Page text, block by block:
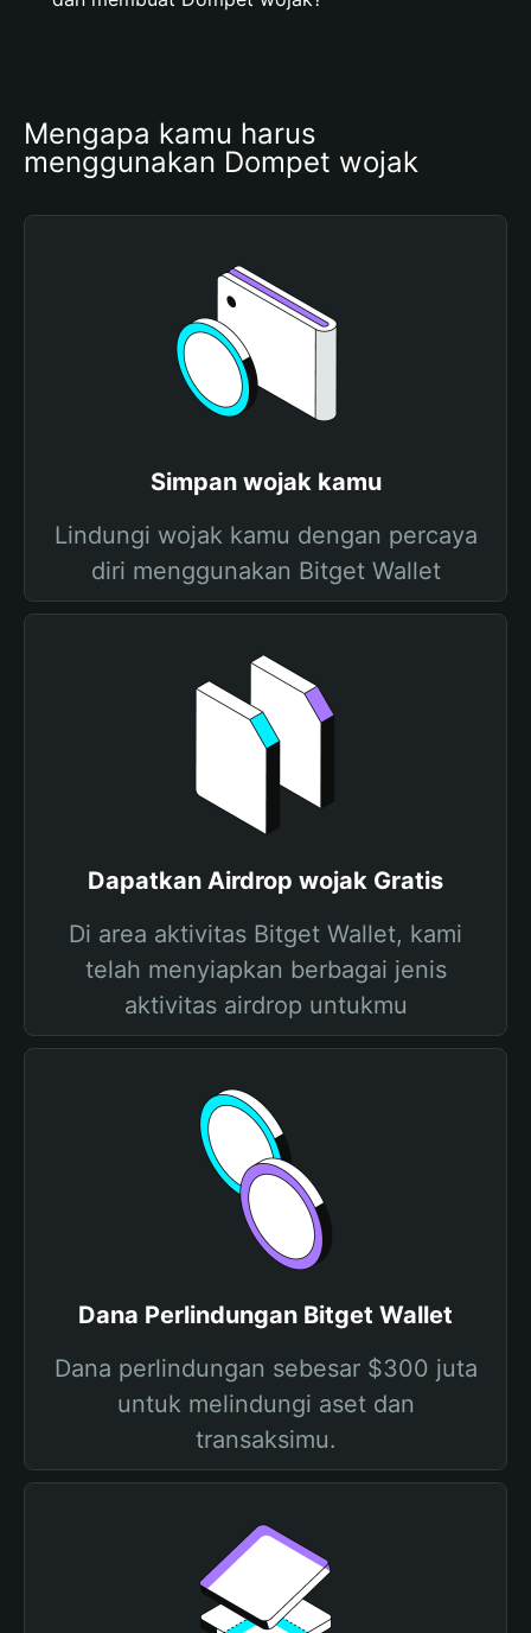
Mengapa kamu harus
menggunakan Dompet wojak
Simpan wojak kamu
Lindungi wojak kamu dengan percaya
diri menggunakan Bitget Wallet
Dapatkan Airdrop wojak Gratis
Di area aktivitas Bitget Wallet, kami
telah menyiapkan berbagai jenis
aktivitas airdrop untukmu
Dana Perlindungan Bitget Wallet
Dana perlindungan sebesar $300 juta
untuk melindungi aset dan
transaksimu.